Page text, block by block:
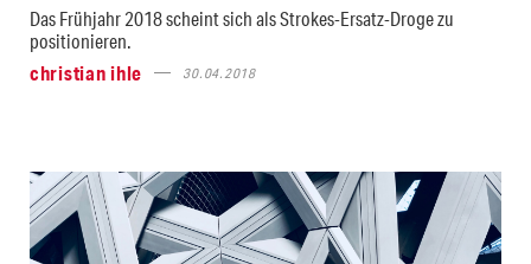
Das Frühjahr 2018 scheint sich als Strokes-Ersatz-Droge zu
positionieren.
christian ihle
30.04.2018